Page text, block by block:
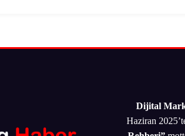
Dijital
Haziran